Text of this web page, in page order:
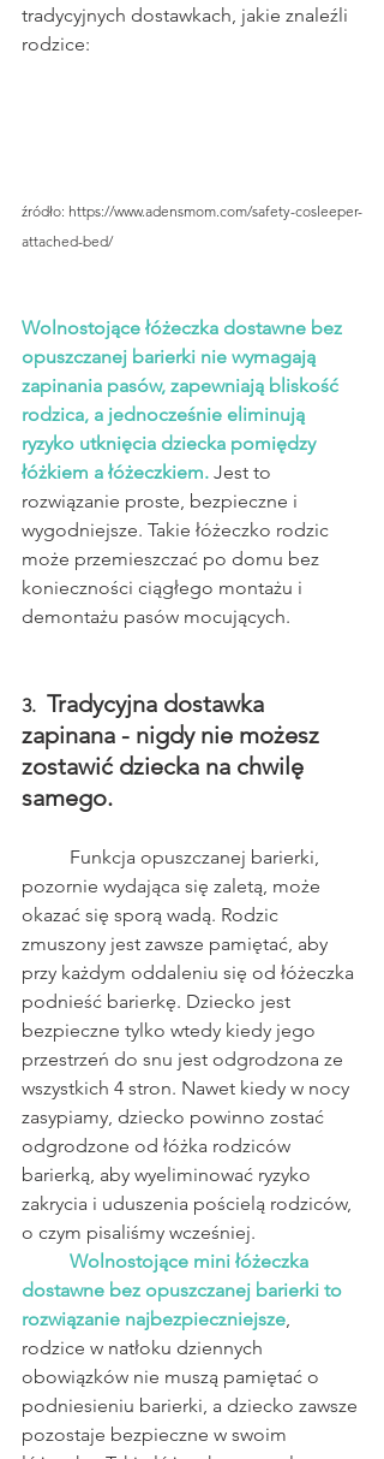
tradycyjnych dostawkach, jakie znaleźli
rodzice:
źródło: https://www.adensmom.com/safety-cosleeper-
attached-bed/
Wolnostojące łóżeczka dostawne bez
opuszczanej barierki nie wymagają
zapinania pasów, zapewniają bliskość
rodzica, a jednocześnie eliminują
ryzyko utknięcia dziecka pomiędzy
łóżkiem a łóżeczkiem. Jest to
rozwiązanie proste, bezpieczne i
wygodniejsze. Takie łóżeczko rodzic
może przemieszczać po domu bez
konieczności ciągłego montażu i
demontażu pasów mocujących.
3. Tradycyjna dostawka
zapinana - nigdy nie możesz
zostawić dziecka na chwilę
samego.
pozornie wydająca się zaletą, może
okazać się sporą wadą. Rodzic
zmuszony jest zawsze pamiętać, aby
przy każdym oddaleniu się od łóżeczka
podnieść barierkę. Dziecko jest
bezpieczne tylko wtedy kiedy jego
przestrzeń do snu jest odgrodzona ze
wszystkich 4 stron. Nawet kiedy w nocy
zasypiamy, dziecko powinno zostać
odgrodzone od łóżka rodziców
barierką, aby wyeliminować ryzyko
zakrycia i uduszenia pościelą rodziców,
o czym pisaliśmy wcześniej.
Wolnostojące mini łóżeczka
dostawne bez opuszczanej barierki to
rozwiązanie najbezpieczniejsze,
rodzice w natłoku dziennych
obowiązków nie muszą pamiętać o
podniesieniu barierki, a dziecko zawsze
pozostaje bezpieczne w swoim